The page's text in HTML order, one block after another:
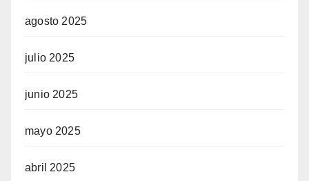
agosto 2025
julio 2025
junio 2025
mayo 2025
abril 2025